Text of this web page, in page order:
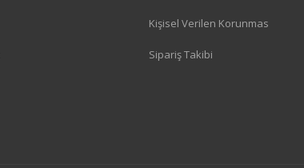
Kişisel Verilen Korunmas
Sipariş Takibi